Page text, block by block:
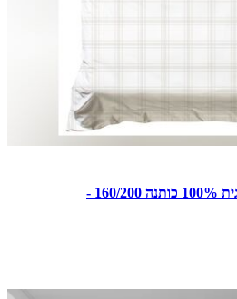
סט מצעים marshal למיטה זוגית 100% כותנה 160/200 -